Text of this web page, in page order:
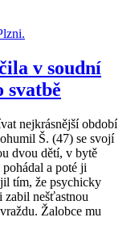
v soudní
svatbě
nejkrásnější období
Š. (47) se svojí
dvou dětí, v bytě
a poté ji
tím, že psychicky
zabil nešťastnou
Žalobce mu